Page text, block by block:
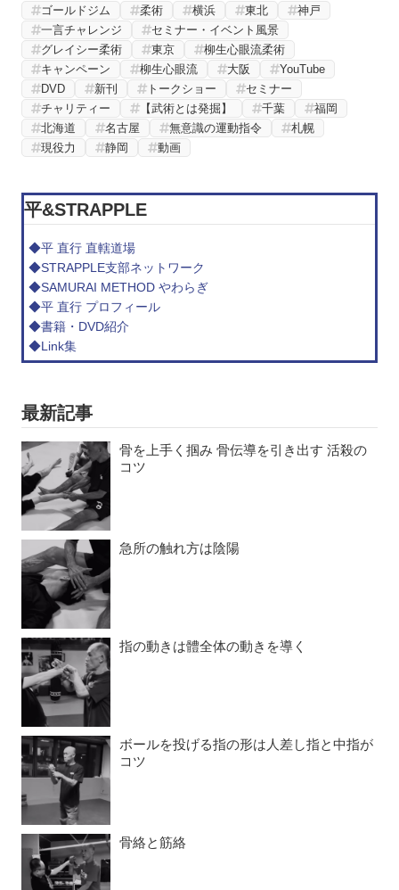
ゴールドジム 柔術 横浜 東北
神戸
一言チャレンジ
セミナー・イベント風景
グレイシー柔術
東京
柳生心眼流柔術
キャンペーン
柳生心眼流 大阪
YouTube
DVD
新刊 トークショー
セミナー
チャリティー
【武術とは発掘】 千葉
福岡
北海道
名古屋 無意識の運動指令
札幌
現役力
静岡 動画
平&STRAPPLE
◆平 直行 直轄道場
◆STRAPPLE支部ネットワーク
◆SAMURAI METHOD やわらぎ
◆平 直行 プロフィール
◆書籍・DVD紹介
◆Link集
最新記事
骨を上手く掴み 骨伝導を引き出す 活殺の
コツ
急所の触れ方は陰陽
指の動きは體全体の動きを導く
ボールを投げる指の形は人差し指と中指が
コツ
骨絡と筋絡